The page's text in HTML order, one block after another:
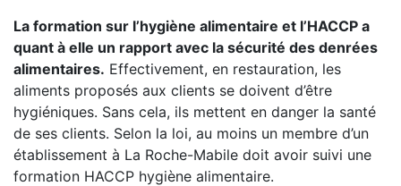
La formation sur l’hygiène alimentaire et l’HACCP a
quant à elle un rapport avec la sécurité des denrées
alimentaires. Effectivement, en restauration, les
aliments proposés aux clients se doivent d’être
hygiéniques. Sans cela, ils mettent en danger la santé
de ses clients. Selon la loi, au moins un membre d’un
établissement à La Roche-Mabile doit avoir suivi une
formation HACCP hygiène alimentaire.